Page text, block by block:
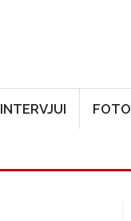
INTERVJUI FOTO